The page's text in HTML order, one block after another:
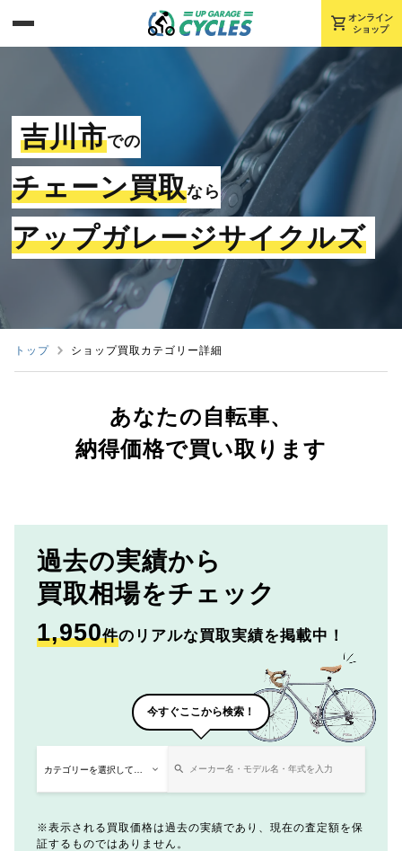
shopping_cart オンライン
ショップ
吉川市での
チェーン買取なら
アップガレージサイクルズ
トップ ショップ買取カテゴリー詳細
あなたの自転車、
納得価格で買い取ります
過去の実績から
買取相場をチェック
1,950件のリアルな買取実績を掲載中！
今すぐここから検索！
表示される買取価格は過去の実績であり、現在の査定額を保
証するものではありません。